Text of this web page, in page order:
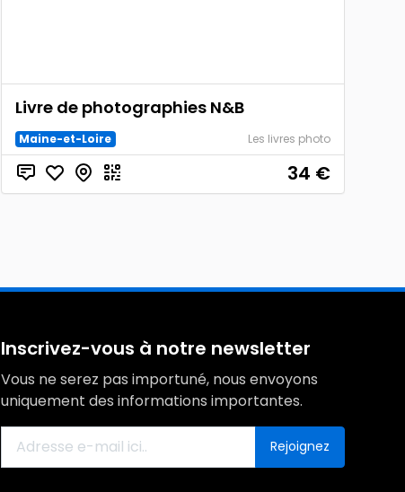
Livre de photographies N&B
Maine-et-Loire Les livres photo
34 €
Inscrivez-vous à notre newsletter
Vous ne serez pas importuné, nous envoyons
uniquement des informations importantes.
Rejoignez